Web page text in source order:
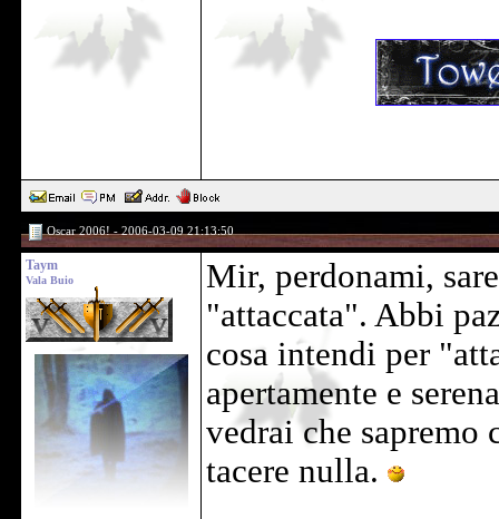
Oscar 2006! - 2006-03-09 21:13:50
Taym
Vala Buio
Mir, perdonami,
"attaccata". Abbi
cosa intendi per
apertamente e
vedrai che sapremo
tacere nulla.